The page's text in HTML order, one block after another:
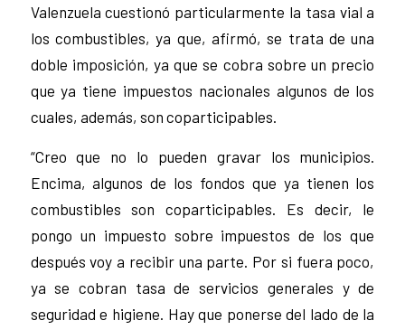
Valenzuela cuestionó particularmente la tasa vial a
los combustibles, ya que, afirmó, se trata de una
doble imposición, ya que se cobra sobre un precio
que ya tiene impuestos nacionales algunos de los
cuales, además, son coparticipables.
“Creo que no lo pueden gravar los municipios.
Encima, algunos de los fondos que ya tienen los
combustibles son coparticipables. Es decir, le
pongo un impuesto sobre impuestos de los que
después voy a recibir una parte. Por si fuera poco,
ya se cobran tasa de servicios generales y de
seguridad e higiene. Hay que ponerse del lado de la